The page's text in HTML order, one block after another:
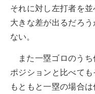
それに対し左打者を並
大きな差が出るだろ
ない。
また一塁ゴロのう
ポジションと比べても
もともと一塁の場合